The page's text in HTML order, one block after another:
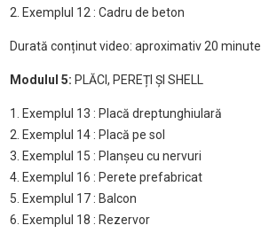
2. Exemplul 12 : Cadru de beton
Durată conținut video: aproximativ 20 minute
Modulul 5: PLĂCI, PEREȚI ȘI SHELL
1. Exemplul 13 : Placă dreptunghiulară
2. Exemplul 14 : Placă pe sol
3. Exemplul 15 : Planșeu cu nervuri
4. Exemplul 16 : Perete prefabricat
5. Exemplul 17 : Balcon
6. Exemplul 18 : Rezervor